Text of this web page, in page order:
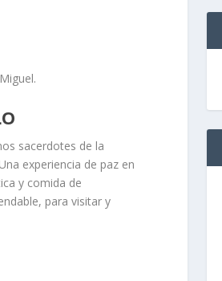
sacerdotes de la
experiencia de paz en
y comida de
para visitar y